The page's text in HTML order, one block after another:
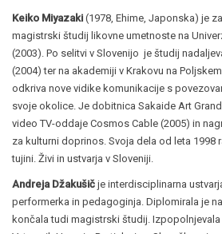
Keiko Miyazaki (1978, Ehime, Japonska) je
magistrski študij likovne umetnoste na
(2003). Po selitvi v Slovenijo je študij
(2004) ter na akademiji v Krakovu na
odkriva nove vidike komunikacije s
svoje okolice. Je dobitnica Sakaide Art
video TV-oddaje Cosmos Cable (2005) in
za kulturni doprinos. Svoja dela od leta 1998
tujini. Živi in ustvarja v Sloveniji.
Andreja Džakušič je interdisciplinarna
performerka in pedagoginja. Diplomirala je
končala tudi magistrski študij.